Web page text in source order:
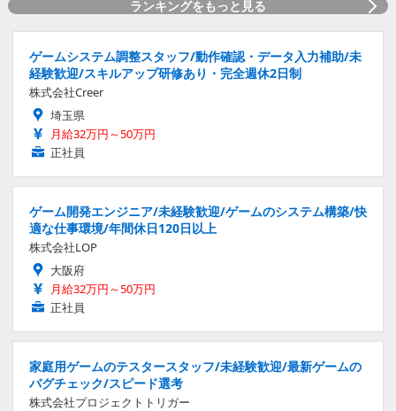
ランキングをもっと見る
ゲームシステム調整スタッフ/動作確認・データ入力補助/未
経験歓迎/スキルアップ研修あり・完全週休2日制
株式会社Creer
埼玉県
月給32万円～50万円
正社員
ゲーム開発エンジニア/未経験歓迎/ゲームのシステム構築/快
適な仕事環境/年間休日120日以上
株式会社LOP
大阪府
月給32万円～50万円
正社員
家庭用ゲームのテスタースタッフ/未経験歓迎/最新ゲームの
バグチェック/スピード選考
株式会社プロジェクトトリガー